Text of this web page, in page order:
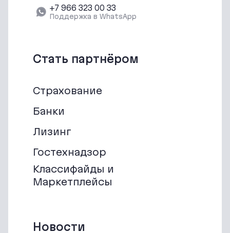
‪+7 966 323 00 33‬
Поддержка в WhatsApp
Стать партнёром
Страхование
Банки
Лизинг
Гостехнадзор
Классифайды и
Маркетплейсы
Новости